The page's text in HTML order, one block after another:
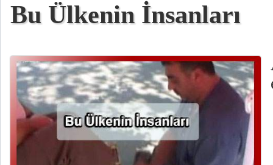
Bu Ülkenin İnsanları